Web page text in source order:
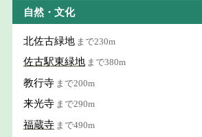
自然・文化
北佐古緑地 まで230m
佐古駅東緑地 まで380m
教行寺 まで200m
来光寺 まで290m
福蔵寺 まで490m